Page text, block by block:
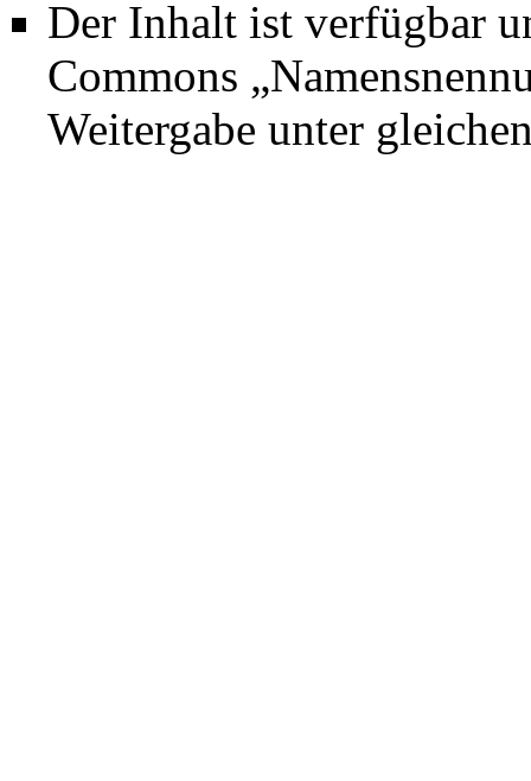
Der Inhalt ist verfügbar
Commons
Weitergabe unter